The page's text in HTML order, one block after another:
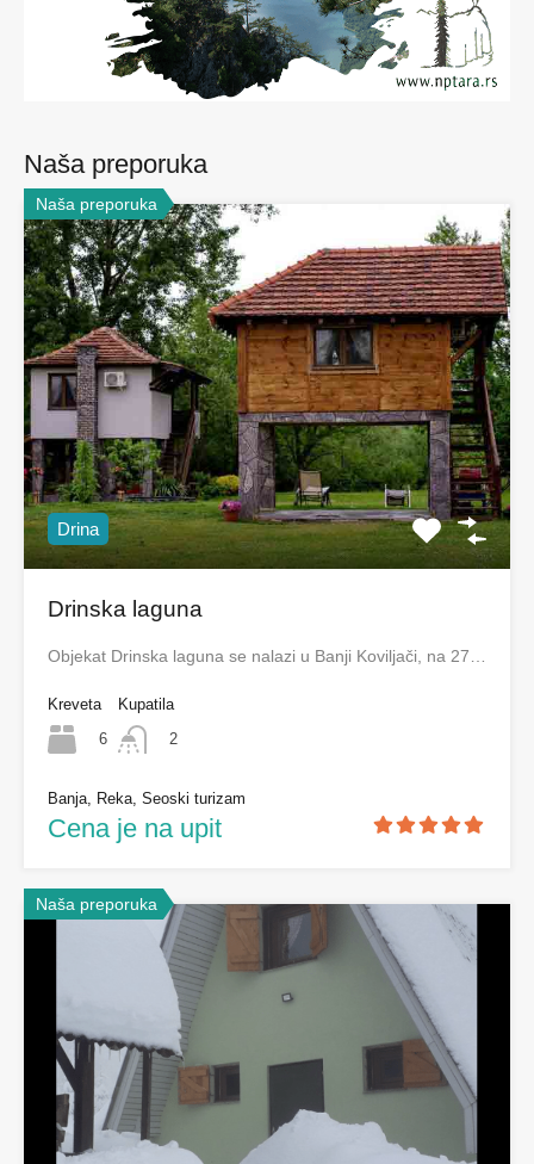
Naša preporuka
Naša preporuka
Drina
Drinska laguna
Objekat Drinska laguna se nalazi u Banji Koviljači, na 27…
Kreveta
6
Kupatila
2
Banja, Reka, Seoski turizam
Cena je na upit
Naša preporuka